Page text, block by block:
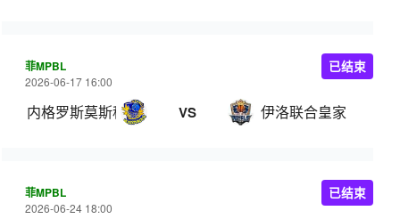
菲MPBL
2026-06-17 16:00
内格罗斯莫斯科瓦多斯 VS 伊洛联合皇家
已结束
菲MPBL
2026-06-24 18:00
已结束